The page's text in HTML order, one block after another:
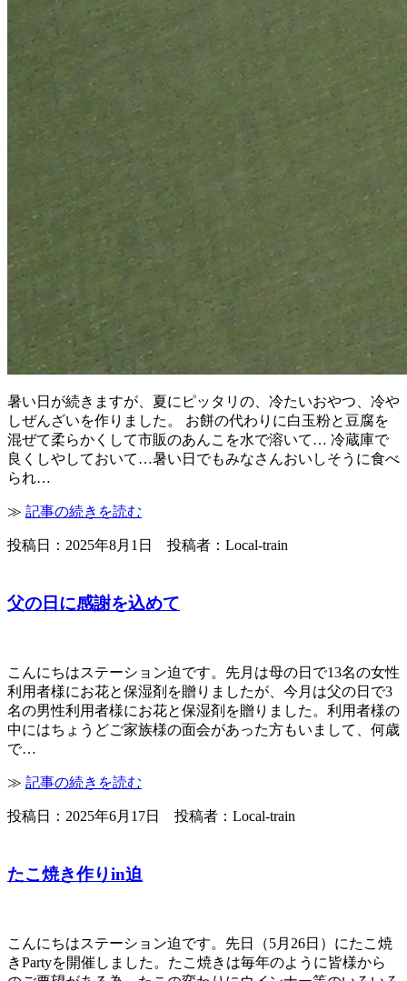
暑い日が続きますが、夏にピッタリの、冷たいおやつ、冷や
しぜんざいを作りました。 お餅の代わりに白玉粉と豆腐を
混ぜて柔らかくして市販のあんこを水で溶いて… 冷蔵庫で
良くしやしておいて…暑い日でもみなさんおいしそうに食べ
られ…
≫ 記事の続きを読む
投稿日：2025年8月1日 投稿者：Local-train
父の日に感謝を込めて
こんにちはステーション迫です。先月は母の日で13名の女性
利用者様にお花と保湿剤を贈りましたが、今月は父の日で3
名の男性利用者様にお花と保湿剤を贈りました。利用者様の
中にはちょうどご家族様の面会があった方もいまして、何歳
で…
≫ 記事の続きを読む
投稿日：2025年6月17日 投稿者：Local-train
たこ焼き作りin迫
こんにちはステーション迫です。先日（5月26日）にたこ焼
きPartyを開催しました。たこ焼きは毎年のように皆様から